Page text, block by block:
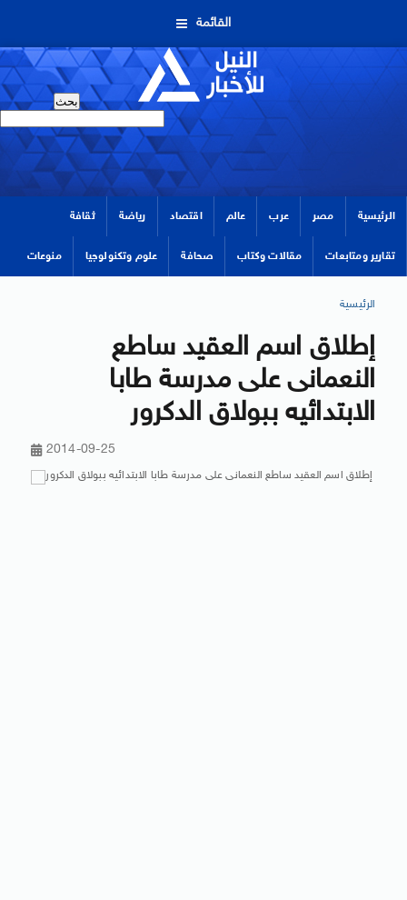
القائمة
الرئيسية مصر عرب عالم اقتصاد رياضة ثقافة
تقارير ومتابعات مقالات وكتاب صحافة علوم وتكنولوجيا منوعات
الرئيسية
إطلاق اسم العقيد ساطع
النعمانى على مدرسة طابا
الابتدائيه ببولاق الدكرور
2014-09-25